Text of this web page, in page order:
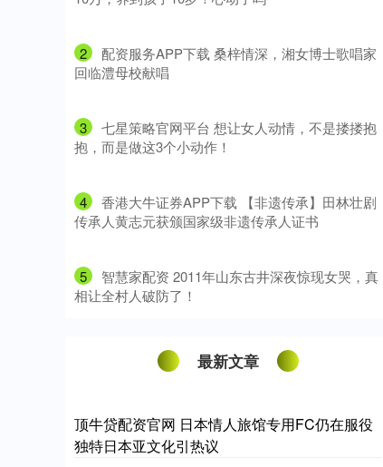
2
​配资服务APP下载 桑梓情深，湘女博士歌唱家
回临澧母校献唱
3
​七星策略官网平台 想让女人动情，不是搂搂抱
抱，而是做这3个小动作！
4
​香港大牛证券APP下载 【非遗传承】田林壮剧
传承人黄志元获颁国家级非遗传承人证书
5
​智慧家配资 2011年山东古井深夜惊现女哭，真
相让全村人破防了！
最新文章
顶牛贷配资官网 日本情人旅馆专用FC仍在服役
独特日本亚文化引热议